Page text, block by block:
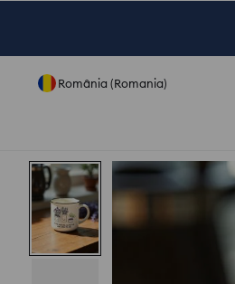
România (Romania)